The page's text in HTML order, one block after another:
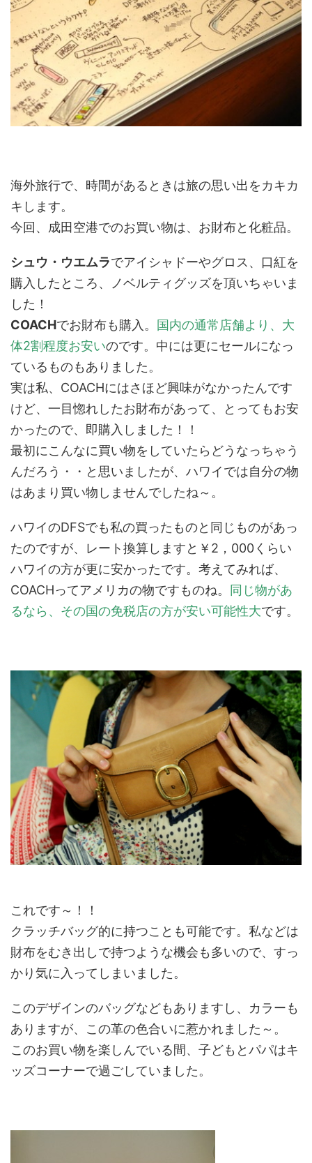
海外旅行で、時間があるときは旅の思い出をカキカ
キします。
今回、成田空港でのお買い物は、お財布と化粧品。
シュウ・ウエムラでアイシャドーやグロス、口紅を
購入したところ、ノベルティグッズを頂いちゃいま
した！
COACHでお財布も購入。 国内の通常店舗より、大
体2割程度お安いのです。中には更にセールになっ
ているものもありました。
実は私、COACHにはさほど興味がなかったんです
けど、一目惚れしたお財布があって、とってもお安
かったので、即購入しました！！
最初にこんなに買い物をしていたらどうなっちゃう
んだろう・・と思いましたが、ハワイでは自分の物
はあまり買い物しませんでしたね～。
ハワイのDFSでも私の買ったものと同じものがあっ
たのですが、レート換算しますと￥2，000くらい
ハワイの方が更に安かったです。考えてみれば、
COACHってアメリカの物ですものね。
同じ物があ
るなら、その国の免税店の方が安い可能性大です。
これです～！！
クラッチバッグ的に持つことも可能です。私などは
財布をむき出しで持つような機会も多いので、すっ
かり気に入ってしまいました。
このデザインのバッグなどもありますし、カラーも
ありますが、この革の色合いに惹かれました～。
このお買い物を楽しんでいる間、子どもとパパはキ
ッズコーナーで過ごしていました。